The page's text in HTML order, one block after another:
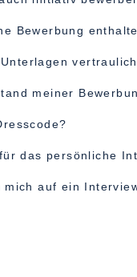
Bewerbung
meiner
das persönliche
mich auf ein